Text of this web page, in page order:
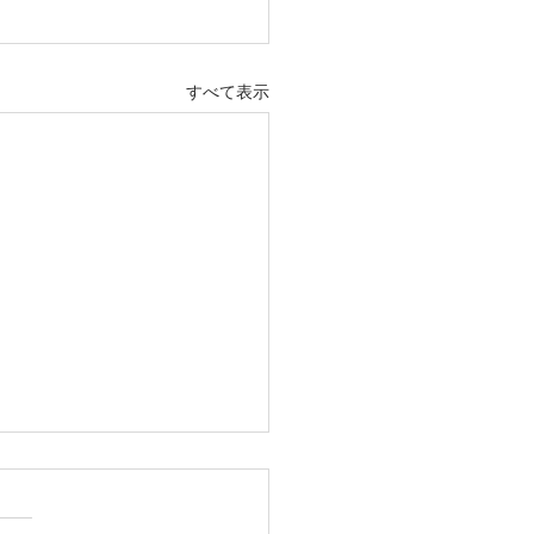
すべて表示
継ぎ レッスン
11月27日 グルー継ぎ認定